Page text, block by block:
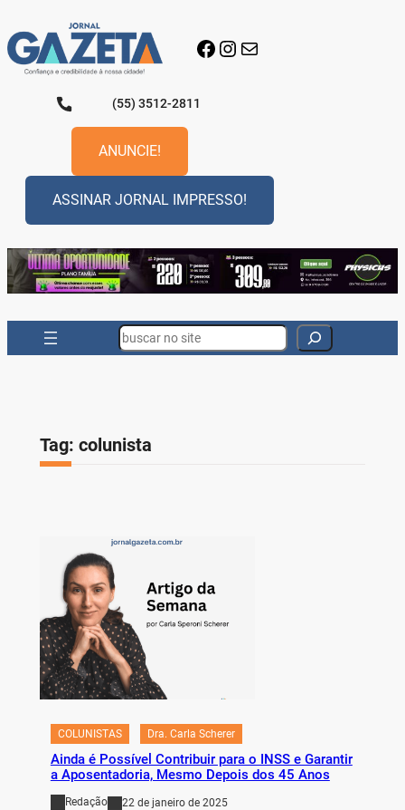
para
o
conteúdo
Facebook
Instagram
E-mail
(55) 3512-2811
ANUNCIE!
ASSINAR JORNAL IMPRESSO!
Search
Tag: colunista
COLUNISTAS Dra. Carla Scherer
Ainda é Possível Contribuir para o INSS e Garantir
a Aposentadoria, Mesmo Depois dos 45 Anos
Redação 22 de janeiro de 2025